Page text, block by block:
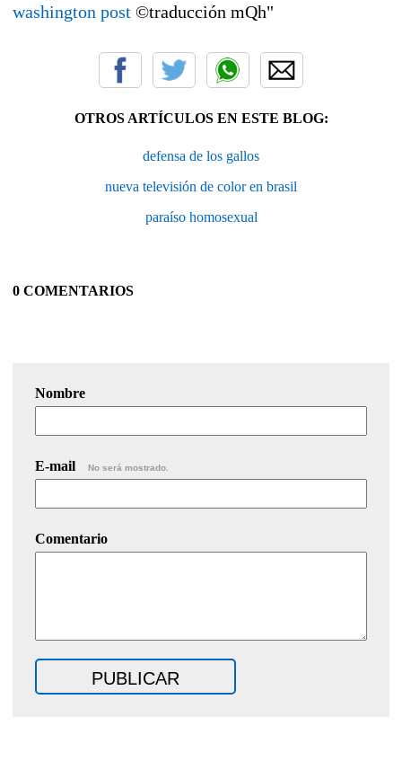
washington post ©traducción mQh"
OTROS ARTÍCULOS EN ESTE BLOG:
defensa de los gallos
nueva televisión de color en brasil
paraíso homosexual
0 COMENTARIOS
Nombre
E-mail No será mostrado.
Comentario